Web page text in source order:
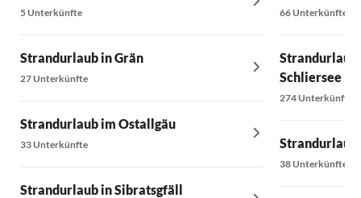
5 Unterkünfte
Strandurlaub in Grän
27 Unterkünfte
Strandurlaub im Ostallgäu
33 Unterkünfte
Strandurlaub in Sibratsgfäll
66 Unterkünfte
Strandurlaub
Schliersee
274 Unterkünfte
Strandurlaub
38 Unterkünfte